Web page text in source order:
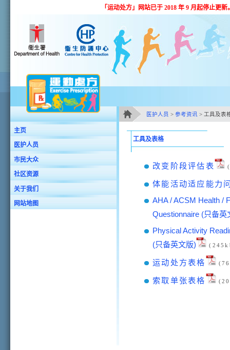
「运动处方」网站已于 2018 年 9 月起停止更
主页
医护人员
市民大众
社区资源
关于我们
网站地图
医护人员 > 参考资讯 > 工具及表
主要內容
工具及表格
改变阶段评估表
体能活动适应能力
AHA / ACSM Health /
Questionnaire (只备英
Physical Activity
(只备英文版)
运动处方表格
索取单张表格